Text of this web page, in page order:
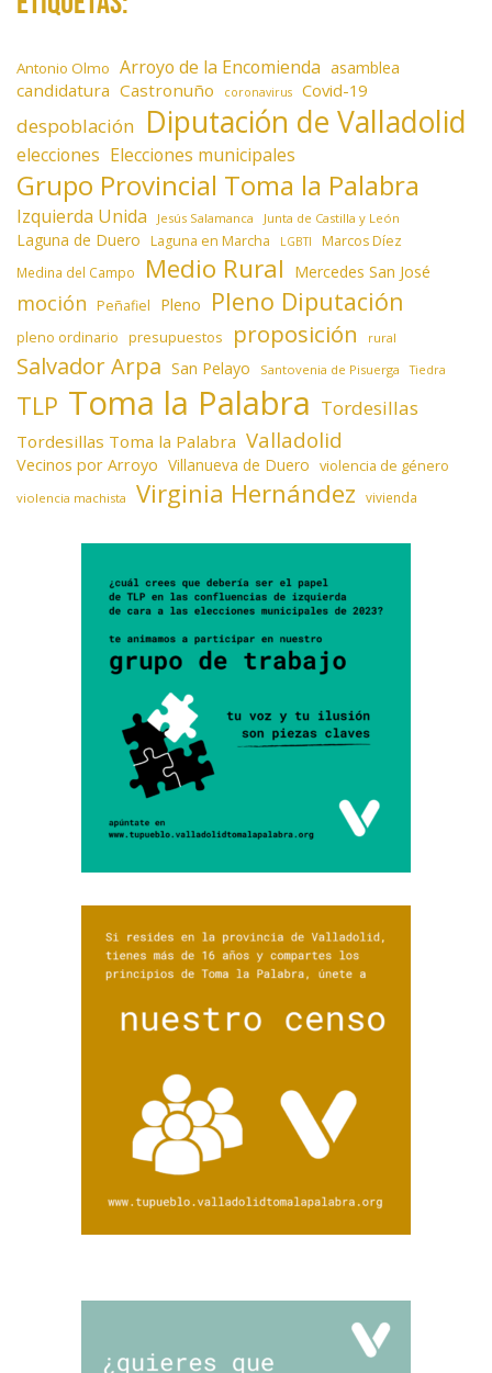
Antonio Olmo Arroyo de la Encomienda asamblea
candidatura Castronuño coronavirus Covid-19
despoblación Diputación de Valladolid
elecciones Elecciones municipales
Grupo Provincial Toma la Palabra
Izquierda Unida Jesús Salamanca Junta de Castilla y León
Laguna de Duero Laguna en Marcha LGBTI Marcos Díez
Medina del Campo Medio Rural Mercedes San José
moción Peñafiel Pleno Pleno Diputación
pleno ordinario presupuestos proposición rural
Salvador Arpa San Pelayo Santovenia de Pisuerga Tiedra
TLP Toma la Palabra Tordesillas
Tordesillas Toma la Palabra Valladolid
Vecinos por Arroyo Villanueva de Duero violencia de género
violencia machista Virginia Hernández vivienda